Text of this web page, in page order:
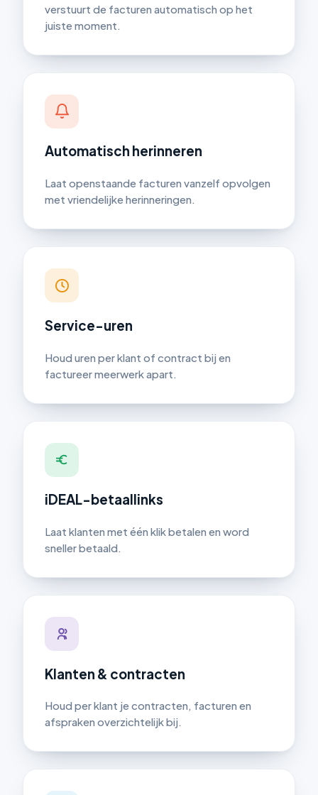
verstuurt de facturen automatisch op het
juiste moment.
Automatisch herinneren
Laat openstaande facturen vanzelf opvolgen
met vriendelijke herinneringen.
Service-uren
Houd uren per klant of contract bij en
factureer meerwerk apart.
iDEAL-betaallinks
Laat klanten met één klik betalen en word
sneller betaald.
Klanten & contracten
Houd per klant je contracten, facturen en
afspraken overzichtelijk bij.